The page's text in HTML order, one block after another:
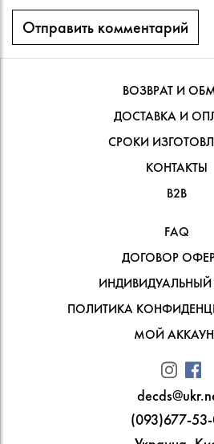
ВОЗВРАТ И
ДОСТАВКА И
СРОКИ
КОНТАКТЫ
В2В
FAQ
ДОГОВОР
ПОЛИТИКА
МОЙ
(093)677-